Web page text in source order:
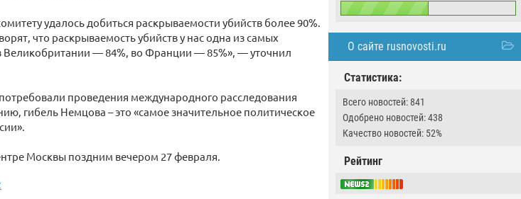
О сайте rusnovosti.ru
Статистика:
Всего новостей: 841
Одобрено новостей: 438
Качество новостей: 52%
Рейтинг
удалось добиться раскрываемости убийств более 90%.
что раскрываемость убийств у нас одна из самых
— 84%, во Франции — 85%», — уточнил
проведения международного расследования
гибель Немцова – это «самое значительное политическое
Москвы поздним вечером 27 февраля.